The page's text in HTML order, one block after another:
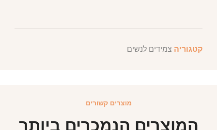
קטגוריה צמידים לנשים
מוצרים קשורים
המוצרים הנמכרים ביותר